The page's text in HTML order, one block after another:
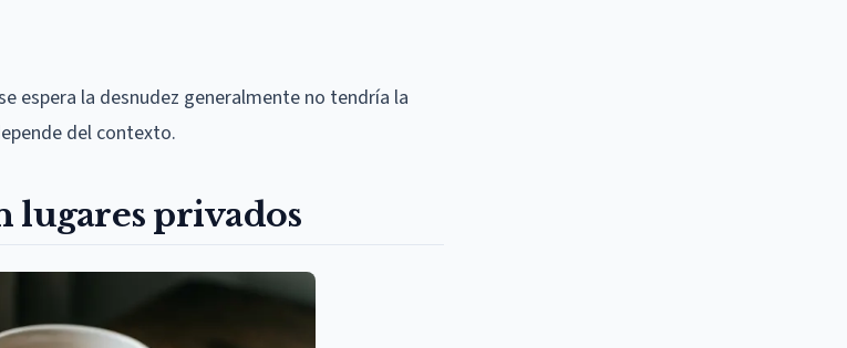
espera la desnudez generalmente no tendría la
del contexto.
lugares privados